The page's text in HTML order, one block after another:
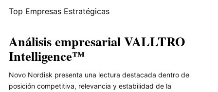
Top Empresas Estratégicas
Análisis empresarial VALLTRO
Intelligence™
Novo Nordisk presenta una lectura destacada dentro de
posición competitiva, relevancia y estabilidad de la